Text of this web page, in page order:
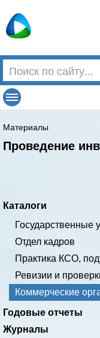
Материалы
Проведение
Каталоги
Государственные
Отдел кадров
Практика КСО,
Ревизии и
Коммерческие
Годовые отчеты
Журналы